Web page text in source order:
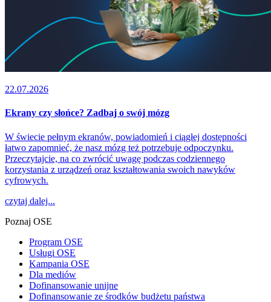
22.07.2026
Ekrany czy słońce? Zadbaj o swój mózg
W świecie pełnym ekranów, powiadomień i ciągłej dostępności
łatwo zapomnieć, że nasz mózg też potrzebuje odpoczynku.
Przeczytajcie, na co zwrócić uwagę podczas codziennego
korzystania z urządzeń oraz kształtowania swoich nawyków
cyfrowych.
czytaj dalej...
Poznaj OSE
Program OSE
Usługi OSE
Kampania OSE
Dla mediów
Dofinansowanie unijne
Dofinansowanie ze środków budżetu państwa